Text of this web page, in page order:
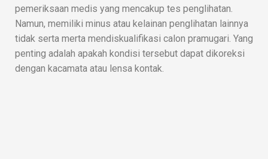
pemeriksaan medis yang mencakup tes penglihatan.
Namun, memiliki minus atau kelainan penglihatan lainnya
tidak serta merta mendiskualifikasi calon pramugari. Yang
penting adalah apakah kondisi tersebut dapat dikoreksi
dengan kacamata atau lensa kontak.